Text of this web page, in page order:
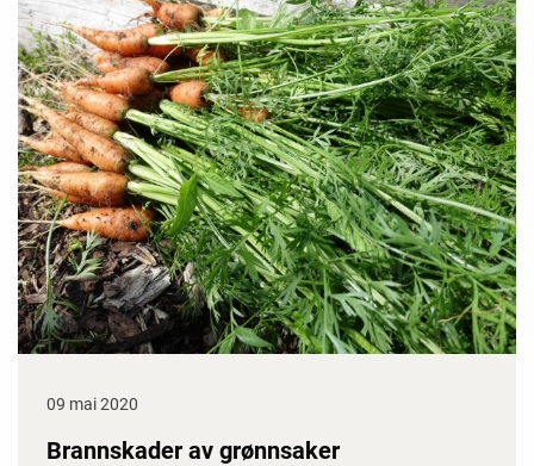
09 mai 2020
Brannskader av grønnsaker